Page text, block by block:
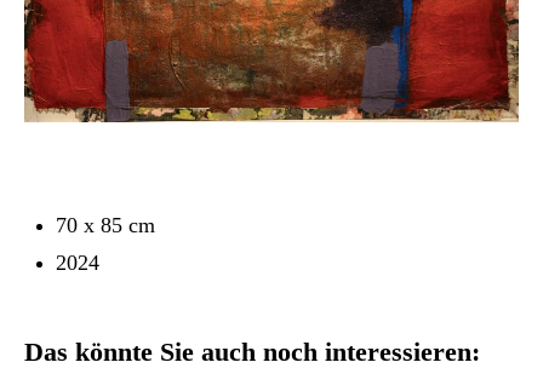
70 x 85 cm
2024
Das könnte Sie auch noch interessieren: